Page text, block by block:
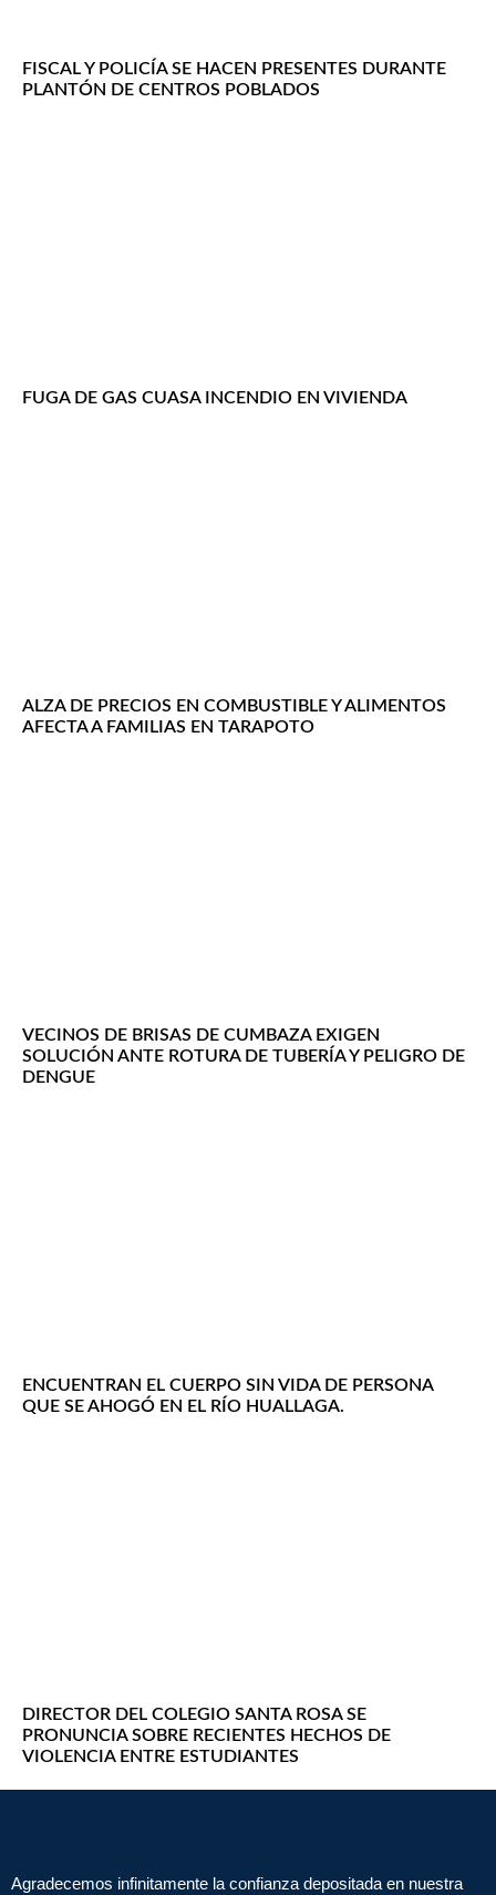
FISCAL Y POLICÍA SE HACEN PRESENTES DURANTE
PLANTÓN DE CENTROS POBLADOS
FUGA DE GAS CUASA INCENDIO EN VIVIENDA
ALZA DE PRECIOS EN COMBUSTIBLE Y ALIMENTOS
AFECTA A FAMILIAS EN TARAPOTO
VECINOS DE BRISAS DE CUMBAZA EXIGEN
SOLUCIÓN ANTE ROTURA DE TUBERÍA Y PELIGRO DE
DENGUE
ENCUENTRAN EL CUERPO SIN VIDA DE PERSONA
QUE SE AHOGÓ EN EL RÍO HUALLAGA.
DIRECTOR DEL COLEGIO SANTA ROSA SE
PRONUNCIA SOBRE RECIENTES HECHOS DE
VIOLENCIA ENTRE ESTUDIANTES
Agradecemos infinitamente la confianza depositada en nuestra